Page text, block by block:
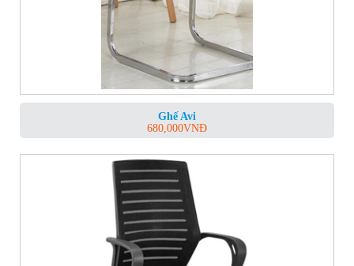
Ghế Avi
680,000VNĐ